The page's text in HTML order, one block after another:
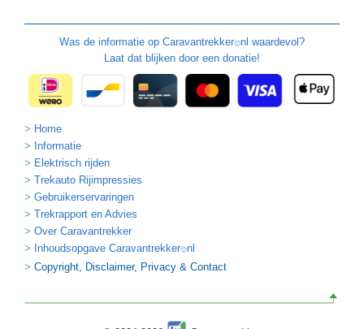
Was de informatie op Caravantrekker🙂nl waardevol?
Laat dat blijken door een donatie!
Home
Informatie
Elektrisch rijden
Trekauto Rijimpressies
Gebruikerservaringen
Trekrapport en Advies
Over Caravantrekker
Inhoudsopgave Caravantrekker🙂nl
Copyright, Disclaimer, Privacy & Contact